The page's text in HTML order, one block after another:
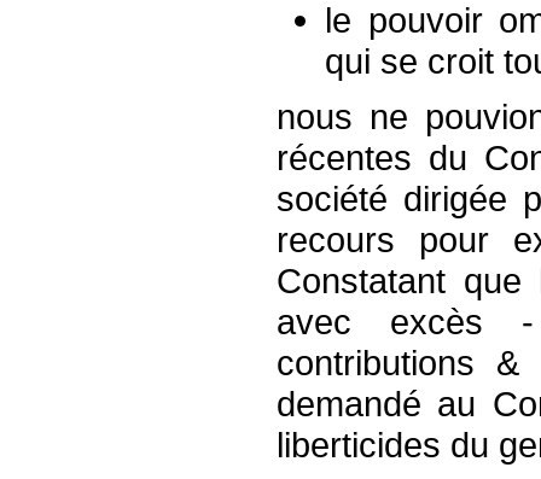
le pouvoir
qui se croit
nous ne
récentes du
société dirigée
recours pour
Constatant
avec excès
contributions
demandé au
liberticides du